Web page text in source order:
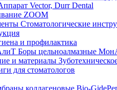
Vector, Durr Dental
ZOOM
Стоматологические
и профилактика
Боры цельноалмазные
для стоматологов